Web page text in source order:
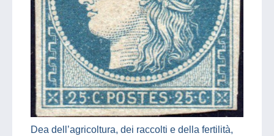
Dea dell’agricoltura, dei raccolti e della fertilità,